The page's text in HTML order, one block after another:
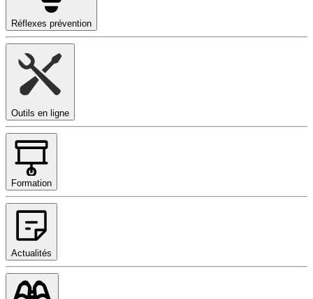
Réflexes prévention
Outils en ligne
Formation
Actualités